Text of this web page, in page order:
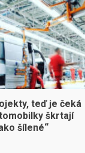
teď je čeká
škrtají
šílené“